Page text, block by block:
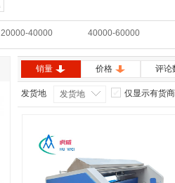
20000-40000 40000-60000
销量 价格 评论
发货地 发货地 仅显示有货